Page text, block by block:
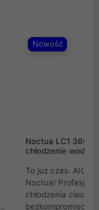
Nowość
Noctua LC1
chłodzenie wodne
To już czas. AIO
Noctua!
chłodzenia cieczą